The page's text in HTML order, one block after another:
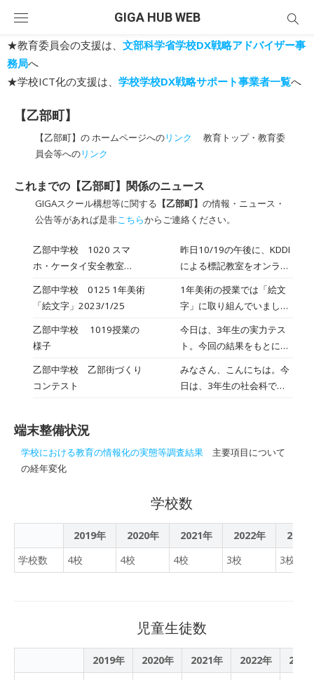
content
GIGA HUB WEB
★教育委員会の支援は、 文部科学省学校DX戦略アドバイザー事
務局へ
★学校ICT化の支援は、 学校学校DX戦略サポート事業者一覧へ
【乙部町】
【乙部町】の ホームページへのリンク
教育トップ・教育委
員会等へのリンク
これまでの【乙部町】関係のニュース
GIGAスクール構想等に関する 【乙部町】 の情報・ニュース・
公告等があれば是非こちらからご連絡ください。
乙部中学校 1020 スマ
ホ・ケータイ安全教室
昨日10/19の午後に、KDDI
による標記教室をオンライ
をオンラインで結び、中学
生に起こりやすいトラブル
事例を3本の動画で視聴し
ました。動画視聴後は反省
点は何だったかを考え、講
師の方からトラブル回避の
ポイントや、万が一トラブ
乙部中学校 0125 1年美術
「絵文字」2023/1/25
1年美術の授業では「絵文
字」に取り組んでいまし
で表していました。生徒そ
れぞれがユニークな発想
で、素敵な作品に仕上げて
いたのが印象的でした。１
す。
乙部中学校 1019授業の
様子
今日は、3年生の実力テス
ト。今回の結果をもとに次
す。2年生は、技術（佐々
木浩T）の授業。6月1日に
花を咲かせてくれました。
様です。1年生は、理科
（横田T）の授業で、パソ
コンを使った共同編集を行
っていました。話し合いな
がら「爬虫類」や「哺乳
業の配信の準備をしていま
す。今日は、1年生の英語
で実証実験をしました。明
日以降、準備が整い次第、
乙部中学校 乙部街づくり
コンテスト
みなさん、こんにちは。今
日は、3年生の社会科で行
で、今後の乙部町をどのよ
ンソフトでまとめました。
1人１台端末を活用し、自
分の考えを発表し、プレゼ
ン力を鍛えました。5人の
代表者を各班で選び、代表
った町おこし」など生徒の
した。この作品は、後日町
役場に送付する予定でいま
端末整備状況
学校における教育の情報化の実態等調査結果 主要項目について
の経年変化
学校数
2019年 2020年 2021年 2022年
2023
学校数
4校 4校 4校 3校 3校
児童生徒数
2019年 2020年 2021年 2022年
2023